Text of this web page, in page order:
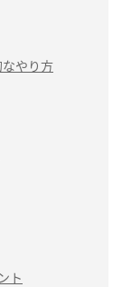
やり方
ト